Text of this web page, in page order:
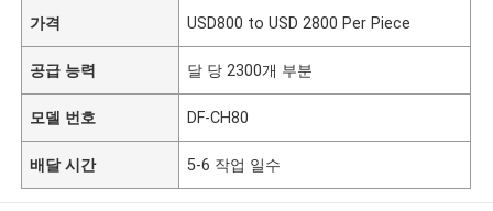
가격 USD800 to USD 2800 Per Piece
공급 능력 달 당 2300개 부분
모델 번호 DF-CH80
배달 시간 5-6 작업 일수